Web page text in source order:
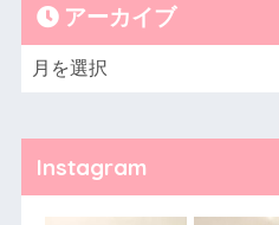
アーカイブ
Instagram